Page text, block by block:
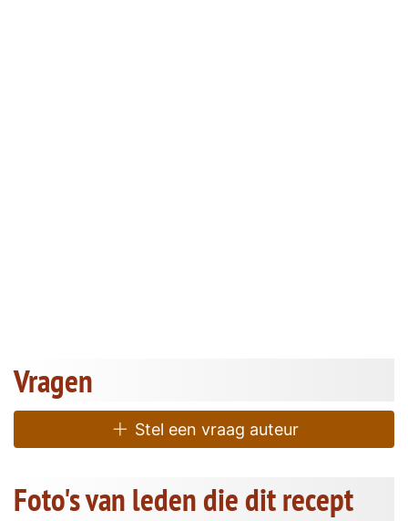
Vragen
Stel een vraag auteur
Foto's van leden die dit recept